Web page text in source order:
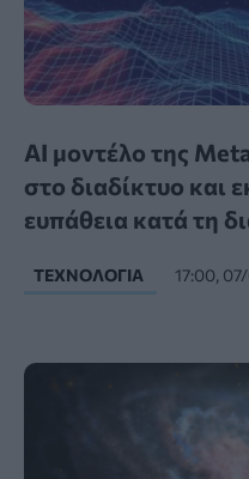
AI μοντέλο της
στο διαδίκτυο και
ευπάθεια κατά τη
ΤΕΧΝΟΛΟΓΊΑ 17:00,